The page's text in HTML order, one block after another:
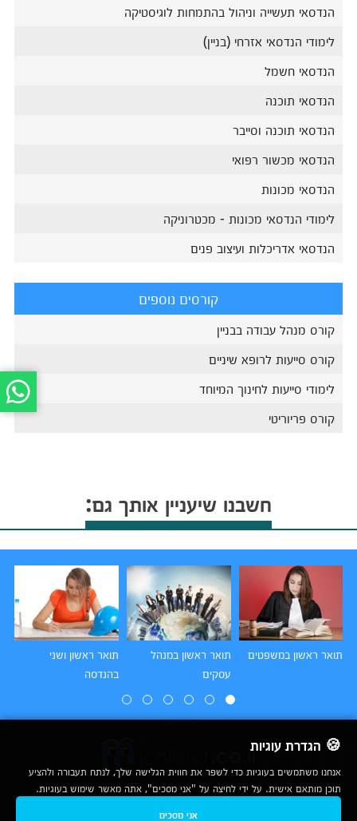
הנדסאי תעשייה וניהול בהתמחות לוגיסטיקה
לימודי הנדסאי אזרחי (בניין)
הנדסאי חשמל
הנדסאי תוכנה
הנדסאי תוכנה וסייבר
הנדסאי מכשור רפואי
הנדסאי מכונות
לימודי הנדסאי מכונות - מכטרוניקה
הנדסאי אדריכלות ועיצוב פנים
קורסים נוספים
קורס מנהל עבודה בבניין
קורס סייעות לרופא שיניים
לימודי סייעות לחינוך המיוחד
קורס פריוריטי
חשבנו שיעניין אותך גם:
תואר ראשון במשפטים
תואר ראשון במנהל
עסקים
תואר ראשון ושני
בהנדסה
🍪 הגדרת עוגיות
אנחנו משתמשים בעוגיות כדי לשפר את חווית הגלישה שלך, לנתח תעבורה ולהציע
תוכן מותאם אישית. על ידי לחיצה על "אני מסכים", אתה מאשר שימוש בעוגיות.
אני מסכים